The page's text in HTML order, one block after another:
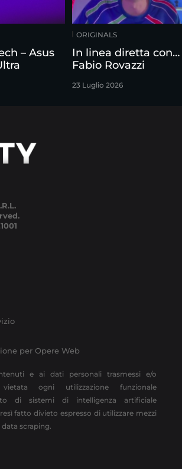
– Asus
ORIGINALS
In linea diretta con…
Fabio Rovazzi
23 Luglio 2026
per Opere Web
e ai dati personali trasmessi e/o
ogni utilizzazione funzionale
di sistemi di intelligenza artificiale
fatto divieto espresso di utilizzare mezzi
scraping.